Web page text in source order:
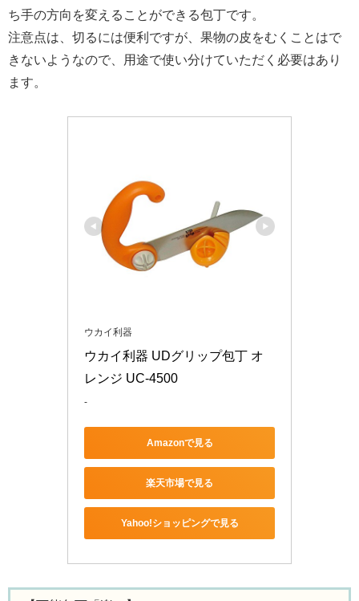
ち手の方向を変えることができる包丁です。
注意点は、切るには便利ですが、果物の皮をむくことはで
きないようなので、用途で使い分けていただく必要はあり
ます。
ウカイ利器
ウカイ利器 UDグリップ包丁 オ
レンジ UC-4500
-
Amazonで見る
楽天市場で見る
Yahoo!ショッピングで見る